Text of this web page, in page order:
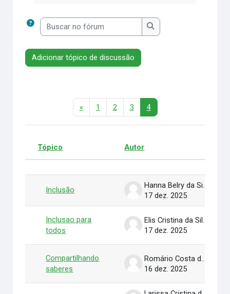
Buscar no fórum
Buscar no fórum
Adicionar tópico de discussão
«Página anterior
1 Página 1
2Página 2
3Página 3
4Página 4
Status
Tópico Autor
Inclusão
Hanna Belry da Silva Santos de Sousa
17 dez. 2025
Inclusao para
todos
Elis Cristina da Silva Cruz
17 dez. 2025
Compartilhando
saberes
Romário Costa da Silva
16 dez. 2025